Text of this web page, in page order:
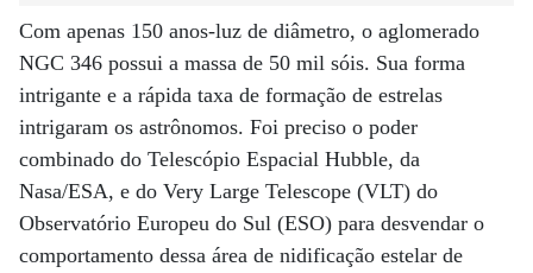
Com apenas 150 anos-luz de diâmetro, o aglomerado
NGC 346 possui a massa de 50 mil sóis. Sua forma
intrigante e a rápida taxa de formação de estrelas
intrigaram os astrônomos. Foi preciso o poder
combinado do Telescópio Espacial Hubble, da
Nasa/ESA, e do Very Large Telescope (VLT) do
Observatório Europeu do Sul (ESO) para desvendar o
comportamento dessa área de nidificação estelar de